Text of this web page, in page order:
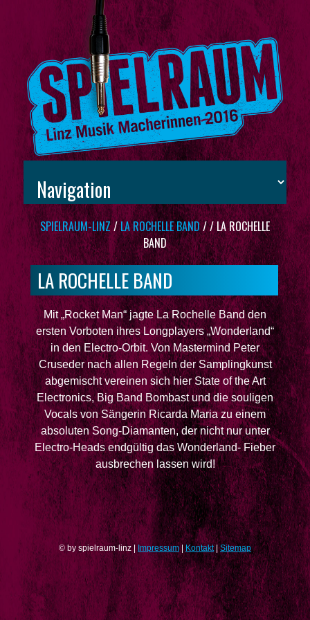
SPIELRAUM-LINZ/LA ROCHELLE BAND//LA ROCHELLE
BAND
LA ROCHELLE BAND
Mit „Rocket Man“ jagte La Rochelle Band den
ersten Vorboten ihres Longplayers „Wonderland“
in den Electro-Orbit. Von Mastermind Peter
Cruseder nach allen Regeln der Samplingkunst
abgemischt vereinen sich hier State of the Art
Electronics, Big Band Bombast und die souligen
Vocals von Sängerin Ricarda Maria zu einem
absoluten Song-Diamanten, der nicht nur unter
Electro-Heads endgültig das Wonderland- Fieber
ausbrechen lassen wird!
© by spielraum-linz |Impressum|Kontakt|Sitemap